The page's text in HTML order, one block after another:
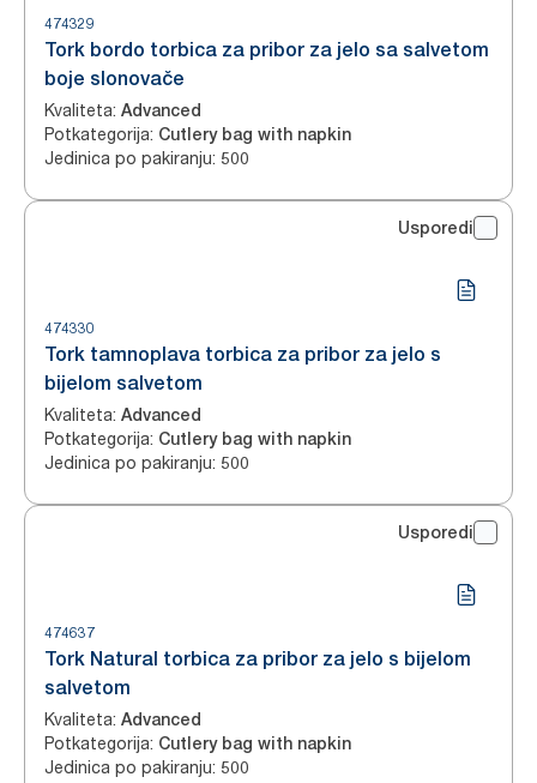
474329
Tork bordo torbica za pribor za jelo sa salvetom
boje slonovače
Kvaliteta: Advanced
Potkategorija: Cutlery bag with napkin
Jedinica po pakiranju: 500
Usporedi
474330
Tork tamnoplava torbica za pribor za jelo s
bijelom salvetom
Kvaliteta: Advanced
Potkategorija: Cutlery bag with napkin
Jedinica po pakiranju: 500
Usporedi
474637
Tork Natural torbica za pribor za jelo s bijelom
salvetom
Kvaliteta: Advanced
Potkategorija: Cutlery bag with napkin
Jedinica po pakiranju: 500